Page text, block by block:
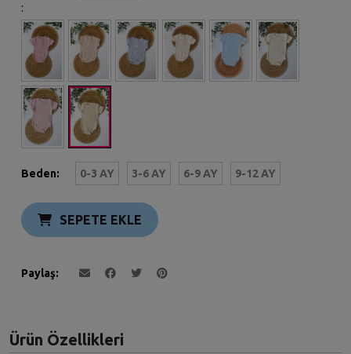
:
Beden: 0-3 AY 3-6 AY 6-9 AY 9-12 AY
SEPETE EKLE
Paylaş
Ürün Özellikleri